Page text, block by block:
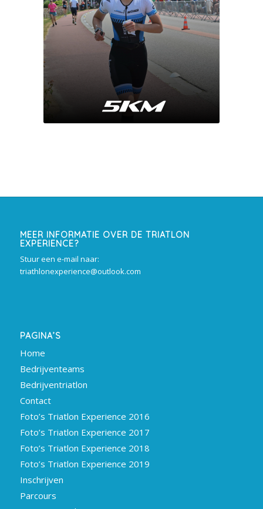
MEER INFORMATIE OVER DE TRIATLON
EXPERIENCE?
Stuur een e-mail naar:
triathlonexperience@outlook.com
PAGINA’S
Home
Bedrijventeams
Bedrijventriatlon
Contact
Foto’s Triatlon Experience 2016
Foto’s Triatlon Experience 2017
Foto’s Triatlon Experience 2018
Foto’s Triatlon Experience 2019
Inschrijven
Parcours